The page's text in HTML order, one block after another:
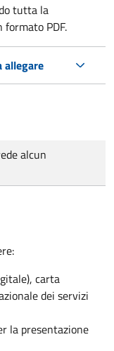
tutta la
PDF.
allegare
alcun
carta
dei servizi
la presentazione